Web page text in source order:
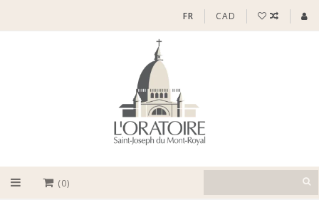
FR CAD
(0)